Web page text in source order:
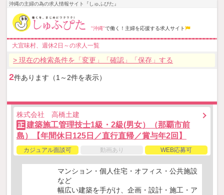
沖縄の主婦の為の求人情報サイト『しゅふぴた』
"沖縄"で働く！主婦を応援する求人サイト
大宜味村、週休2日～の求人一覧
> 現在の検索条件を「変更」「確認」「保存」する
2件あります（1～2件を表示）
株式会社 高橋土建
正 建築施工管理技士1級・2級(男女）（那覇市前
島）【年間休日125日／直行直帰／賞与年2回】
カジュアル面談可 動画あり WEB応募可
マンション・個人住宅・オフィス・公共施設
など
幅広い建築を手がけ、企画・設計・施工・ア